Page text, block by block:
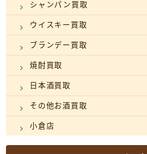
シャンパン買取
ウイスキー買取
ブランデー買取
焼酎買取
日本酒買取
その他お酒買取
小倉店